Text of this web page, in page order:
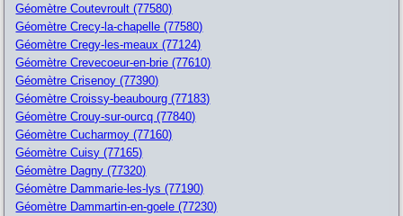
Géomètre Coutevroult (77580)
Géomètre Crecy-la-chapelle (77580)
Géomètre Cregy-les-meaux (77124)
Géomètre Crevecoeur-en-brie (77610)
Géomètre Crisenoy (77390)
Géomètre Croissy-beaubourg (77183)
Géomètre Crouy-sur-ourcq (77840)
Géomètre Cucharmoy (77160)
Géomètre Cuisy (77165)
Géomètre Dagny (77320)
Géomètre Dammarie-les-lys (77190)
Géomètre Dammartin-en-goele (77230)